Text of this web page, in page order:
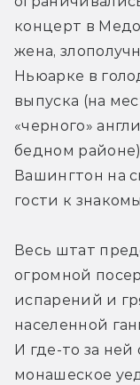
концерт в
жена,
Ньюарке в
выпуска (на
«черного»
бедном
Вашингтон на
гости к
Весь штат
огромной
испарений и
населенной
И где-то за
монашеское